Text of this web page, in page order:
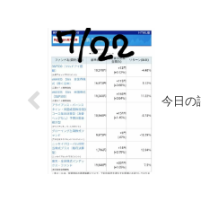
今日の